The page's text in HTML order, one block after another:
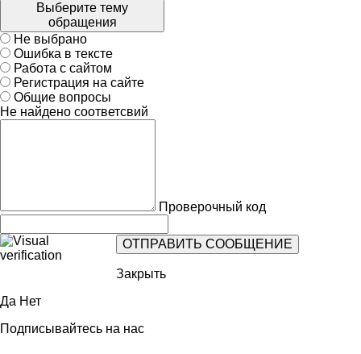
Выберите тему
обращения
Не выбрано
Ошибка в тексте
Работа с сайтом
Регистрация на сайте
Общие вопросы
Не найдено соответсвий
Проверочный код
Закрыть
Да Нет
Подписывайтесь на нас